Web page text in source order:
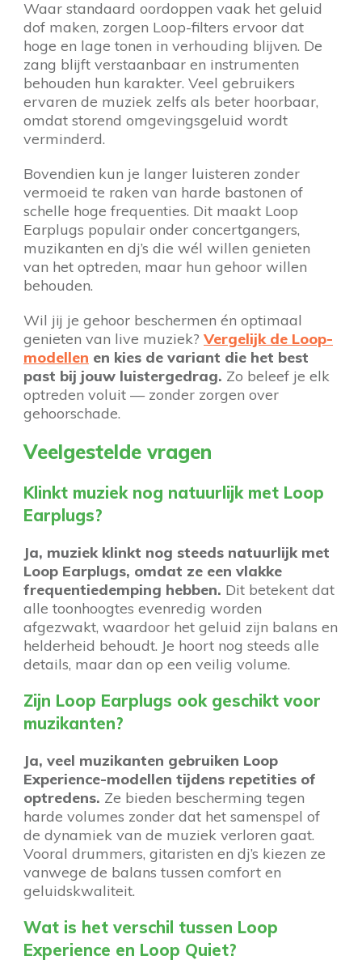
Waar standaard oordoppen vaak het geluid
dof maken, zorgen Loop-filters ervoor dat
hoge en lage tonen in verhouding blijven. De
zang blijft verstaanbaar en instrumenten
behouden hun karakter. Veel gebruikers
ervaren de muziek zelfs als beter hoorbaar,
omdat storend omgevingsgeluid wordt
verminderd.
Bovendien kun je langer luisteren zonder
vermoeid te raken van harde bastonen of
schelle hoge frequenties. Dit maakt Loop
Earplugs populair onder concertgangers,
muzikanten en dj’s die wél willen genieten
van het optreden, maar hun gehoor willen
behouden.
Wil jij je gehoor beschermen én optimaal
genieten van live muziek? Vergelijk de Loop-
modellen en kies de variant die het best
past bij jouw luistergedrag. Zo beleef je elk
optreden voluit — zonder zorgen over
gehoorschade.
Veelgestelde vragen
Klinkt muziek nog natuurlijk met Loop
Earplugs?
Ja, muziek klinkt nog steeds natuurlijk met
Loop Earplugs, omdat ze een vlakke
frequentiedemping hebben. Dit betekent dat
alle toonhoogtes evenredig worden
afgezwakt, waardoor het geluid zijn balans en
helderheid behoudt. Je hoort nog steeds alle
details, maar dan op een veilig volume.
Zijn Loop Earplugs ook geschikt voor
muzikanten?
Ja, veel muzikanten gebruiken Loop
Experience-modellen tijdens repetities of
optredens. Ze bieden bescherming tegen
harde volumes zonder dat het samenspel of
de dynamiek van de muziek verloren gaat.
Vooral drummers, gitaristen en dj’s kiezen ze
vanwege de balans tussen comfort en
geluidskwaliteit.
Wat is het verschil tussen Loop
Experience en Loop Quiet?